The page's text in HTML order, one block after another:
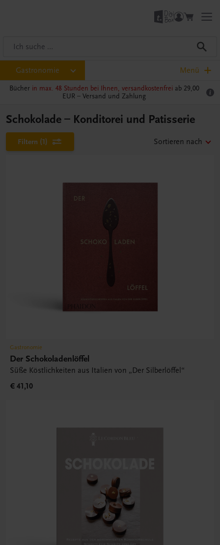
Gastronomie Menü
Bücher in max. 48 Stunden bei Ihnen, versandkostenfrei ab 29,00
EUR – Versand und Zahlung
Schokolade – Konditorei und Patisserie
Filtern (1) Sortieren nach
Gastronomie
Der Schokoladenlöffel
Süße Köstlichkeiten aus Italien von „Der Silberlöffel“
€ 41,10